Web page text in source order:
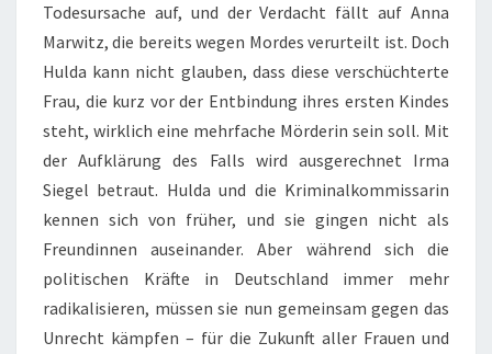
Todesursache auf, und der Verdacht fällt auf Anna
Marwitz, die bereits wegen Mordes verurteilt ist. Doch
Hulda kann nicht glauben, dass diese verschüchterte
Frau, die kurz vor der Entbindung ihres ersten Kindes
steht, wirklich eine mehrfache Mörderin sein soll. Mit
der Aufklärung des Falls wird ausgerechnet Irma
Siegel betraut. Hulda und die Kriminalkommissarin
kennen sich von früher, und sie gingen nicht als
Freundinnen auseinander. Aber während sich die
politischen Kräfte in Deutschland immer mehr
radikalisieren, müssen sie nun gemeinsam gegen das
Unrecht kämpfen – für die Zukunft aller Frauen und